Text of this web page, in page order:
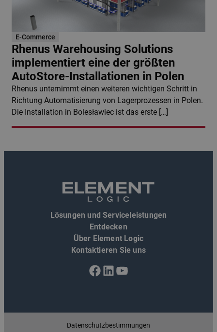
E-Commerce
Rhenus Warehousing Solutions
implementiert eine der größten
AutoStore-Installationen in Polen
Rhenus unternimmt einen weiteren wichtigen Schritt in
Richtung Automatisierung von Lagerprozessen in Polen.
Die Installation in Bolesławiec ist das erste […]
Lösungen und Serviceleistungen
Entdecken
Über Element Logic
Kontaktieren Sie uns
Facebook
LinkedIn
YouTube
Datenschutzbestimmungen